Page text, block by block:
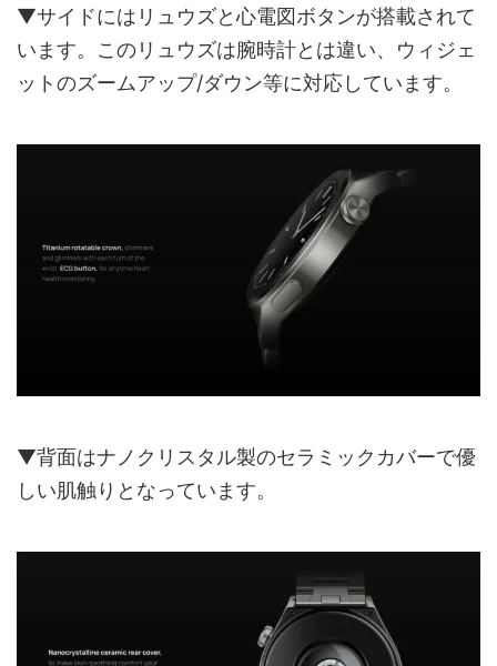
▼サイドにはリュウズと心電図ボタンが搭載されて
います。このリュウズは腕時計とは違い、ウィジェ
ットのズームアップ/ダウン等に対応しています。
▼背面はナノクリスタル製のセラミックカバーで優
しい肌触りとなっています。